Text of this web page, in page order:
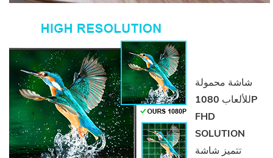
شاشة محمولة
للألعاب 1080P
FHD
SOLUTION
تتميز شاشة